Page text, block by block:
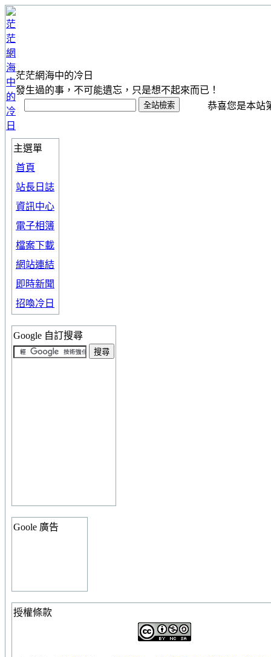
茫茫網海中的冷日
發生過的事，不可能遺忘，只是想不起來而已！
恭喜您是本站
主選單
首頁
站長日誌
資訊中心
電子相簿
檔案下載
網站連結
即時新聞
招喚冷日
Google 自訂搜尋
Goole 廣告
授權條款